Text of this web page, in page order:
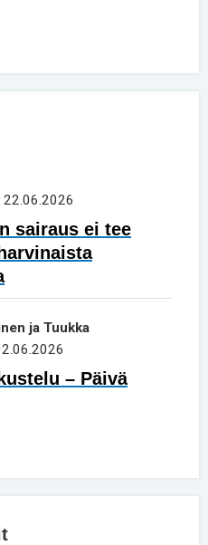
22.06.2026
sairaus ei tee
ja Tuukka
– Päivä